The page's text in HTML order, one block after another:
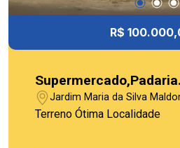
R$
Jardim Maria da Silva
Rio Pardo/SP
Terreno Ótima Localidade